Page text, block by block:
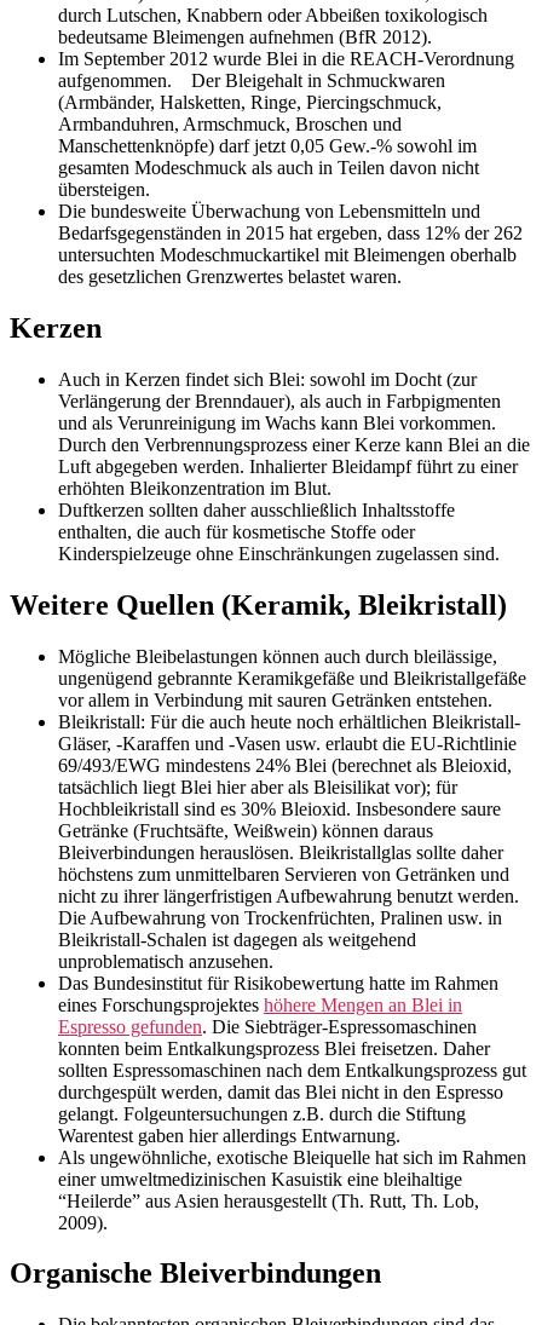
durch Lutschen, Knabbern oder Abbeißen toxikologisch
bedeutsame Bleimengen aufnehmen (BfR 2012).
Im September 2012 wurde Blei in die REACH-Verordnung
aufgenommen. Der Bleigehalt in Schmuckwaren
(Armbänder, Halsketten, Ringe, Piercingschmuck,
Armbanduhren, Armschmuck, Broschen und
Manschettenknöpfe) darf jetzt 0,05 Gew.-% sowohl im
gesamten Modeschmuck als auch in Teilen davon nicht
übersteigen.
Die bundesweite Überwachung von Lebensmitteln und
Bedarfsgegenständen in 2015 hat ergeben, dass 12% der 262
untersuchten Modeschmuckartikel mit Bleimengen oberhalb
des gesetzlichen Grenzwertes belastet waren.
Kerzen
Auch in Kerzen findet sich Blei: sowohl im Docht (zur
Verlängerung der Brenndauer), als auch in Farbpigmenten
und als Verunreinigung im Wachs kann Blei vorkommen.
Durch den Verbrennungsprozess einer Kerze kann Blei an die
Luft abgegeben werden. Inhalierter Bleidampf führt zu einer
erhöhten Bleikonzentration im Blut.
Duftkerzen sollten daher ausschließlich Inhaltsstoffe
enthalten, die auch für kosmetische Stoffe oder
Kinderspielzeuge ohne Einschränkungen zugelassen sind.
Weitere Quellen (Keramik, Bleikristall)
Mögliche Bleibelastungen können auch durch bleilässige,
ungenügend gebrannte Keramikgefäße und Bleikristallgefäße
vor allem in Verbindung mit sauren Getränken entstehen.
Bleikristall: Für die auch heute noch erhältlichen Bleikristall-
Gläser, -Karaffen und -Vasen usw. erlaubt die EU-Richtlinie
69/493/EWG mindestens 24% Blei (berechnet als Bleioxid,
tatsächlich liegt Blei hier aber als Bleisilikat vor); für
Hochbleikristall sind es 30% Bleioxid. Insbesondere saure
Getränke (Fruchtsäfte, Weißwein) können daraus
Bleiverbindungen herauslösen. Bleikristallglas sollte daher
höchstens zum unmittelbaren Servieren von Getränken und
nicht zu ihrer längerfristigen Aufbewahrung benutzt werden.
Die Aufbewahrung von Trockenfrüchten, Pralinen usw. in
Bleikristall-Schalen ist dagegen als weitgehend
unproblematisch anzusehen.
Das Bundesinstitut für Risikobewertung hatte im Rahmen
eines Forschungsprojektes höhere Mengen an Blei in
Espresso gefunden. Die Siebträger-Espressomaschinen
konnten beim Entkalkungsprozess Blei freisetzen. Daher
sollten Espressomaschinen nach dem Entkalkungsprozess gut
durchgespült werden, damit das Blei nicht in den Espresso
gelangt. Folgeuntersuchungen z.B. durch die Stiftung
Warentest gaben hier allerdings Entwarnung.
Als ungewöhnliche, exotische Bleiquelle hat sich im Rahmen
einer umweltmedizinischen Kasuistik eine bleihaltige
“Heilerde” aus Asien herausgestellt (Th. Rutt, Th. Lob,
2009).
Organische Bleiverbindungen